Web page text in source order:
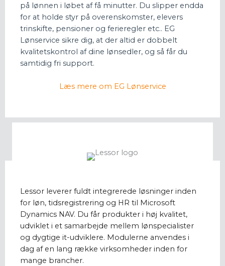
på lønnen i løbet af få minutter. Du slipper endda
for at holde styr på overenskomster, elevers
trinskifte, pensioner og ferieregler etc.. EG
Lønservice sikre dig, at der altid er dobbelt
kvalitetskontrol af dine lønsedler, og så får du
samtidig fri support.
Læs mere om EG Lønservice
Lessor leverer fuldt integrerede løsninger inden
for løn, tidsregistrering og HR til Microsoft
Dynamics NAV. Du får produkter i høj kvalitet,
udviklet i et samarbejde mellem lønspecialister
og dygtige it-udviklere. Modulerne anvendes i
dag af en lang række virksomheder inden for
mange brancher.